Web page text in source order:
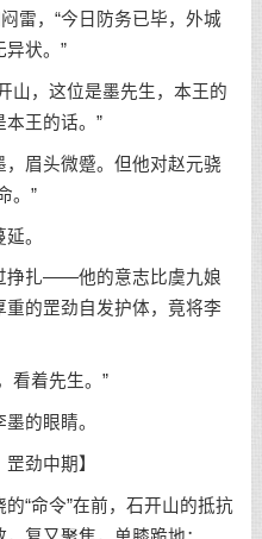
雷，“今日防务已毕，外城
状。”
，这位是墨先生，本王的
王的话。”
眉头微蹙。但他对赵元骁
。”
。
扎——他的意志比虞九娘
的罡劲自发护体，竟将李
着先生。”
的眼睛。
劲中期】
命令”在前，石开山的抵抗